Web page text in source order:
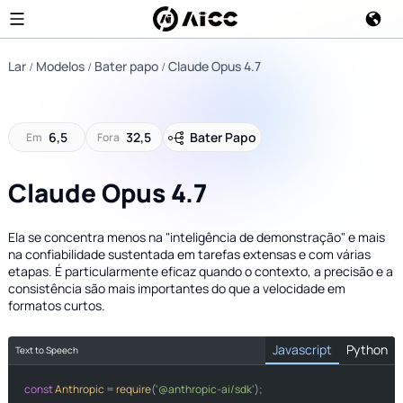
Lar Modelos Bater papo Claude Opus 4.7
Em 6,5 Fora 32,5 Bater Papo
Claude Opus 4.7
Ela se concentra menos na "inteligência de demonstração" e mais
na confiabilidade sustentada em tarefas extensas e com várias
etapas. É particularmente eficaz quando o contexto, a precisão e a
consistência são mais importantes do que a velocidade em
formatos curtos.
Text to Speech Javascript Python
constAnthropic = require('@anthropic-ai/sdk');
import